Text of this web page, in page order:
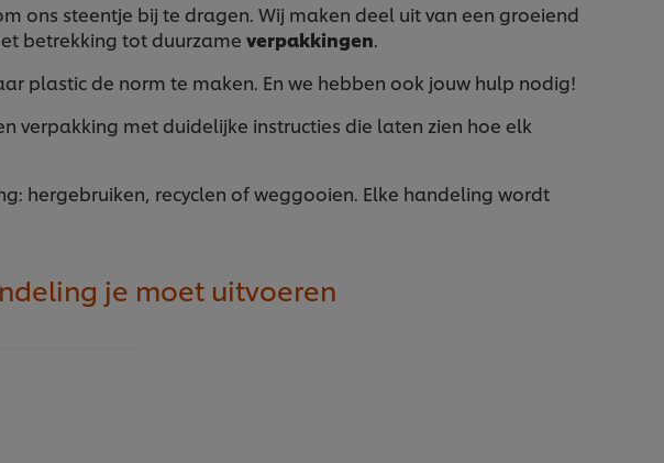
ons steentje bij te dragen. Wij maken deel uit van een groeiend
betrekking tot duurzame verpakkingen.
plastic de norm te maken. En we hebben ook jouw hulp nodig!
verpakking met duidelijke instructies die laten zien hoe elk
hergebruiken, recyclen of weggooien. Elke handeling wordt
je moet uitvoeren